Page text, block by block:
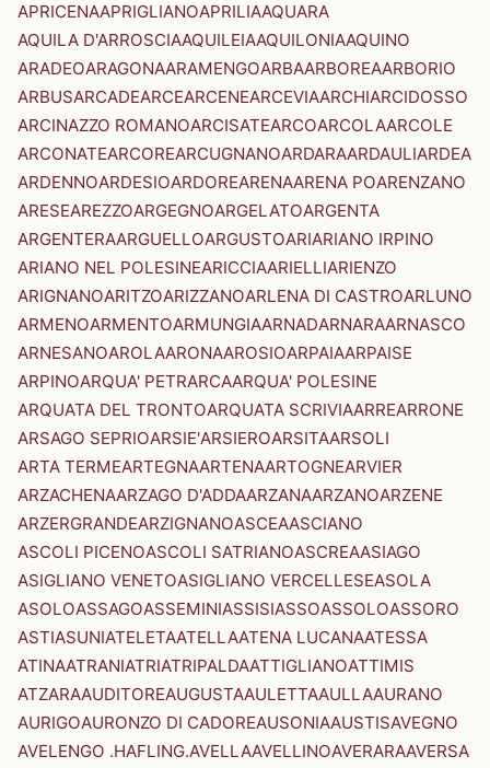
APRICENAAPRIGLIANOAPRILIAAQUARA
AQUILA D'ARROSCIAAQUILEIAAQUILONIAAQUINO
ARADEOARAGONAARAMENGOARBAARBOREAARBORIO
ARBUSARCADEARCEARCENEARCEVIAARCHIARCIDOSSO
ARCINAZZO ROMANOARCISATEARCOARCOLAARCOLE
ARCONATEARCOREARCUGNANOARDARAARDAULIARDEA
ARDENNOARDESIOARDOREARENAARENA POARENZANO
ARESEAREZZOARGEGNOARGELATOARGENTA
ARGENTERAARGUELLOARGUSTOARIARIANO IRPINO
ARIANO NEL POLESINEARICCIAARIELLIARIENZO
ARIGNANOARITZOARIZZANOARLENA DI CASTROARLUNO
ARMENOARMENTOARMUNGIAARNADARNARAARNASCO
ARNESANOAROLAARONAAROSIOARPAIAARPAISE
ARPINOARQUA' PETRARCAARQUA' POLESINE
ARQUATA DEL TRONTOARQUATA SCRIVIAARREARRONE
ARSAGO SEPRIOARSIE'ARSIEROARSITAARSOLI
ARTA TERMEARTEGNAARTENAARTOGNEARVIER
ARZACHENAARZAGO D'ADDAARZANAARZANOARZENE
ARZERGRANDEARZIGNANOASCEAASCIANO
ASCOLI PICENOASCOLI SATRIANOASCREAASIAGO
ASIGLIANO VENETOASIGLIANO VERCELLESEASOLA
ASOLOASSAGOASSEMINIASSISIASSOASSOLOASSORO
ASTIASUNIATELETAATELLAATENA LUCANAATESSA
ATINAATRANIATRIATRIPALDAATTIGLIANOATTIMIS
ATZARAAUDITOREAUGUSTAAULETTAAULLAAURANO
AURIGOAURONZO DI CADOREAUSONIAAUSTISAVEGNO
AVELENGO .HAFLING.AVELLAAVELLINOAVERARAAVERSA